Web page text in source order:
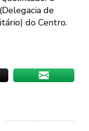
de
do Centro.